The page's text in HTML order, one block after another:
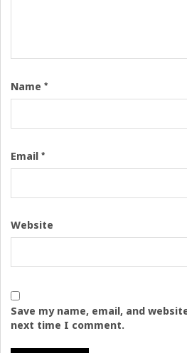
Name *
Email *
Website
Save my name, email, and
next time I comment.